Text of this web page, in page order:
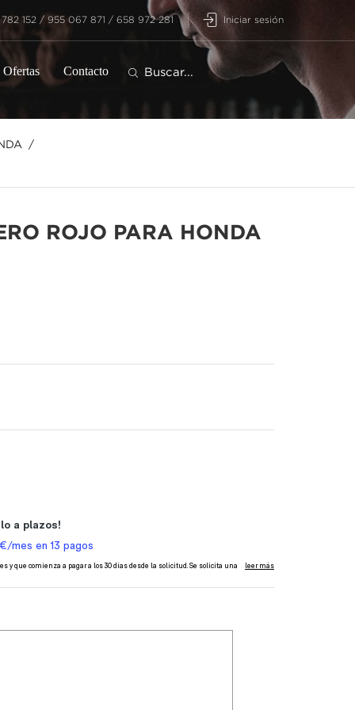
152 / 955 067 871 / 658 972 281 Iniciar sesión
Ofertas Contacto
ROJO PARA HONDA